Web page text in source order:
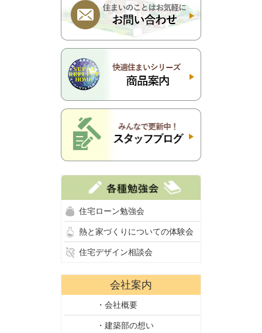
住宅ローン勉強会
熱と家づくりについての体験会
住宅デザイン相談会
会社案内
・会社概要
・建築部の想い